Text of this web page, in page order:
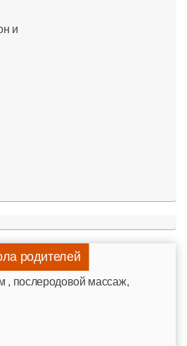
и
родителей
, послеродовой массаж,